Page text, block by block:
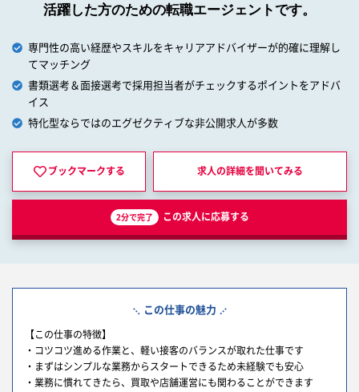
活躍した方のための転職エージェントです。
専門性の高い経歴やスキルをキャリアアドバイザーが的確に理解し
てマッチング
書類選考＆面接選考で採用担当者がチェックするポイントをアドバ
イス
特化型ならではのエグゼクティブな非公開求人が多数
ブックマークする 求人の詳細を聞いてみる
2分で完了 この求人に応募する
この仕事の魅力
【この仕事の特徴】
・コツコツ進める作業と、軽い接客のバランスが取れた仕事です
・まずはシンプルな業務からスタートできるため未経験でも安心
・業務に慣れてきたら、買取や店舗運営にも関わることができます